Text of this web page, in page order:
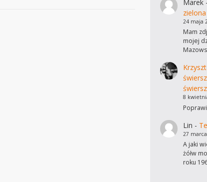
Marek
zielona
24 maja
Mam
mojej
8
Lin -
27
A jaki
żółw
roku